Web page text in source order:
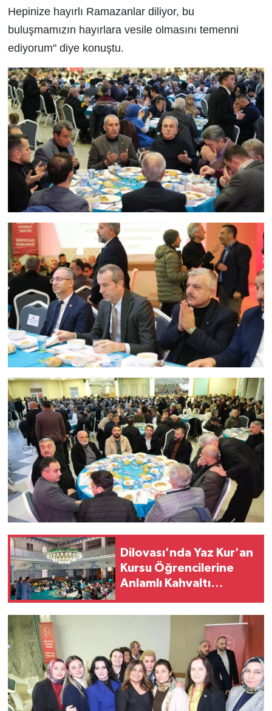
Hepinize hayırlı Ramazanlar diliyor, bu
buluşmamızın hayırlara vesile olmasını temenni
ediyorum" diye konuştu.
Dilovası'nda Yaz Kur'an
Kursu Öğrencilerine
Anlamlı Kahvaltı